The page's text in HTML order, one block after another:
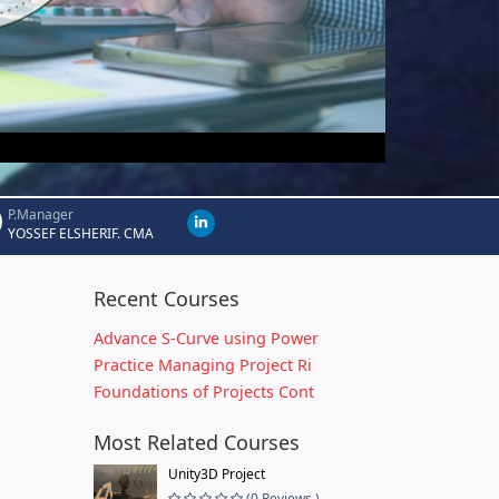
P.Manager
YOSSEF ELSHERIF. CMA
Recent Courses
Advance S-Curve using Power
Practice Managing Project Ri
Foundations of Projects Cont
Most Related Courses
Unity3D Project